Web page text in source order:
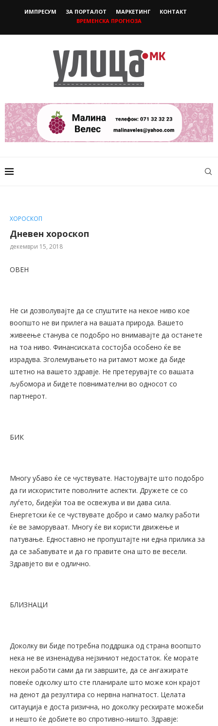
ИМПРЕСУМ ЗА ПОРТАЛОТ МАРКЕТИНГ
КОНТАКТ
ВРЕМЕНСКА ПРОГНОЗА
ХОРОСКОП
Дневен хороскоп
декември 15, 2018
ОВЕН
Не си дозволувајте да се спуштите на некое ниво кое
воопшто не ви прилега на вашата природа. Вашето
живеење станува се подобро но внимавајте да останете
на тоа ниво. Финансиската состојба особено ќе ве
израдува. Зголемувањето на ритамот може да биде
штетно на вашето здравје. Не претерувајте со вашата
љубомора и бидете повнимателни во односот со
партнерот.
БИК
Многу убаво ќе се чуствувате. Настојувајте што подобро
да ги искористите поволните аспекти. Дружете се со
луѓето, бидејќи тоа ве освежува и ви дава сила.
Енергетски ќе се чуствувате добро и само малку работи
ќе ве заморуваат. Многу ќе ви користи движење и
патување. Едноставно не пропуштајте ни една прилика за
да се забавувате и да го правите она што ве весели.
Здравјето ви е одлично.
БЛИЗНАЦИ
Доколку ви биде потребна поддршка од страна воопшто
нека не ве изненадува нејзиниот недостаток. Ќе морате
некои работи сами да ги завршите, да се ангажирате
повеќе одколку што сте планирале што може кон крајот
на денот да резултира со нервна напнатост. Целата
ситауција е доста ризична, но доколку рескирате можеби
и нешто ќе добиете во спротивно-ништо. Здравје: